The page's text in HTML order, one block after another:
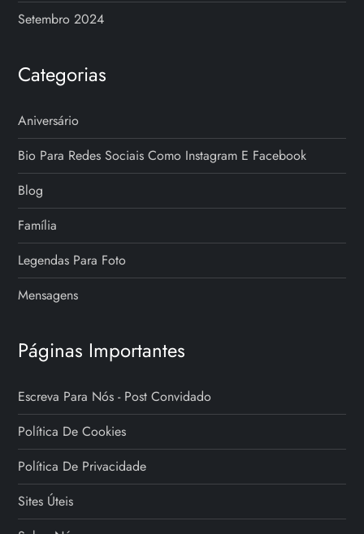
Setembro 2024
Categorias
Aniversário
Bio Para Redes Sociais Como Instagram E Facebook
Blog
Família
Legendas Para Foto
Mensagens
Páginas Importantes
Escreva Para Nós - Post Convidado
Política De Cookies
Política De Privacidade
Sites Úteis